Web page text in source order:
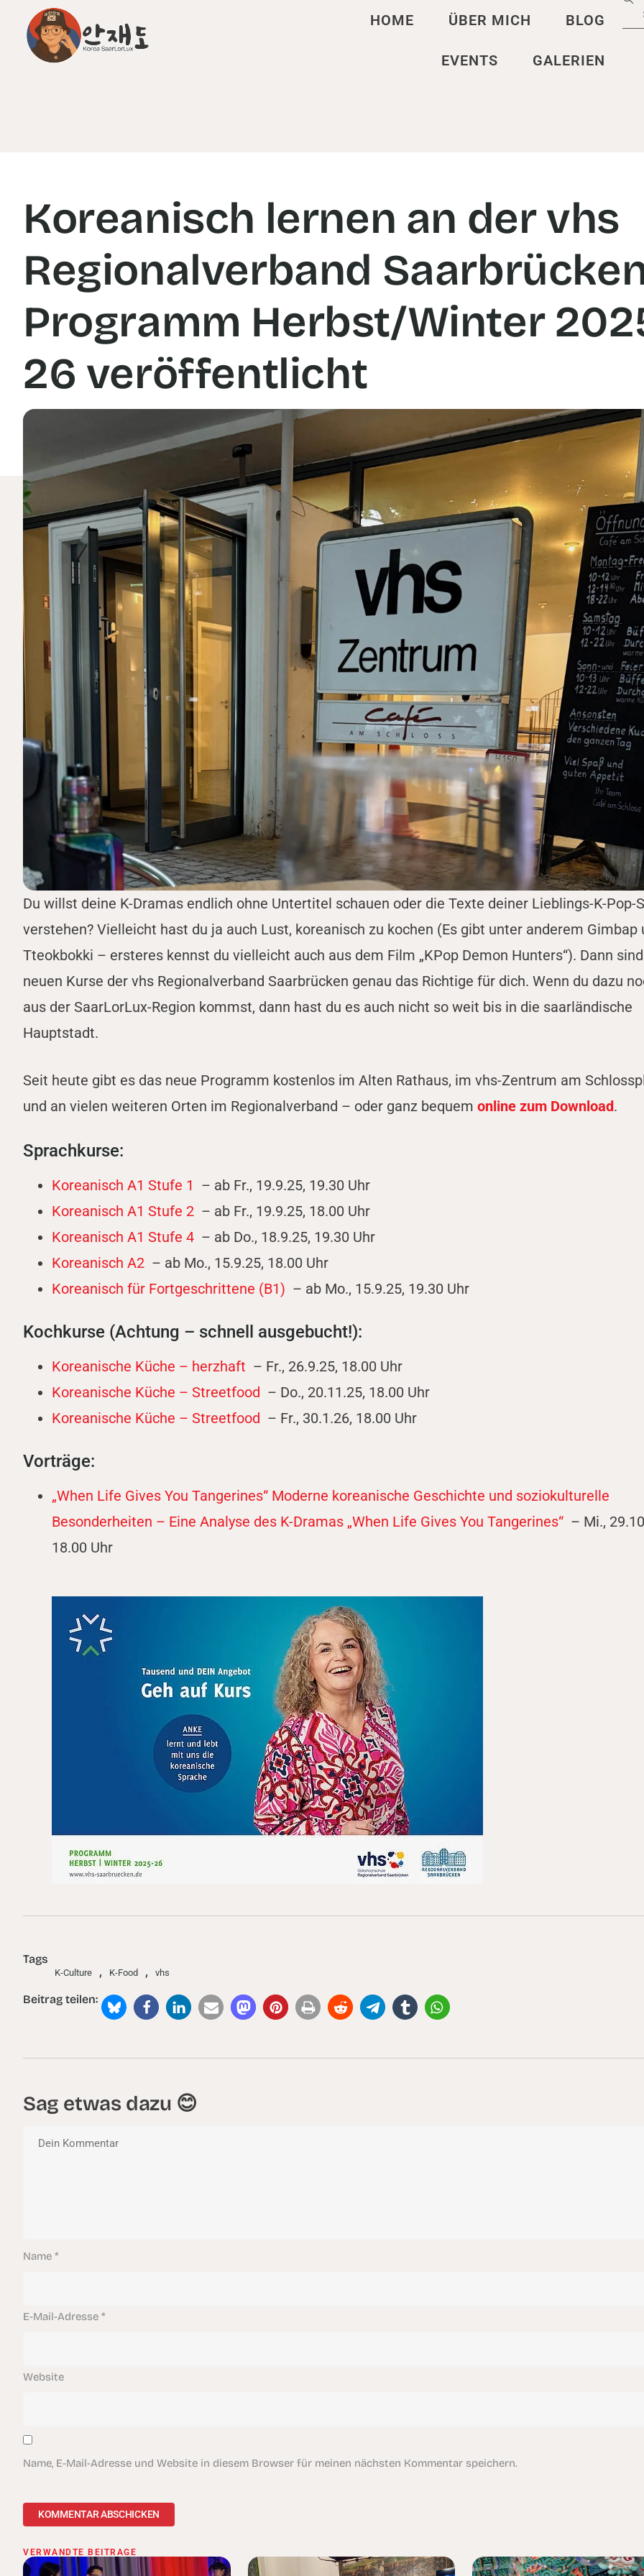
HOME ÜBER MICH BLOG
EVENTS GALERIEN
Koreanisch lernen an der vhs
Regionalverband
Programm Herbst/Winter
26 veröffentlicht
Du willst deine K-Dramas endlich ohne Untertitel schauen oder die Texte deiner Lieblings-K-Pop-
verstehen? Vielleicht hast du ja auch Lust, koreanisch zu kochen (Es gibt unter anderem Gimbap
Tteokbokki – ersteres kennst du vielleicht auch aus dem Film „KPop Demon Hunters“). Dann
neuen Kurse der vhs Regionalverband Saarbrücken genau das Richtige für dich. Wenn du dazu
aus der SaarLorLux-Region kommst, dann hast du es auch nicht so weit bis in die saarländische
Hauptstadt.
Seit heute gibt es das neue Programm kostenlos im Alten Rathaus, im vhs-Zentrum am
und an vielen weiteren Orten im Regionalverband – oder ganz bequem online zum Download.
Sprachkurse:
Koreanisch A1 Stufe 1 – ab Fr., 19.9.25, 19.30 Uhr
Koreanisch A1 Stufe 2 – ab Fr., 19.9.25, 18.00 Uhr
Koreanisch A1 Stufe 4 – ab Do., 18.9.25, 19.30 Uhr
Koreanisch A2 – ab Mo., 15.9.25, 18.00 Uhr
Koreanisch für Fortgeschrittene (B1) – ab Mo., 15.9.25, 19.30 Uhr
Kochkurse (Achtung – schnell ausgebucht!):
Koreanische Küche – herzhaft – Fr., 26.9.25, 18.00 Uhr
Koreanische Küche – Streetfood – Do., 20.11.25, 18.00 Uhr
Koreanische Küche – Streetfood – Fr., 30.1.26, 18.00 Uhr
Vorträge:
„When Life Gives You Tangerines“ Moderne koreanische Geschichte und soziokulturelle
Besonderheiten – Eine Analyse des K-Dramas „When Life Gives You Tangerines“ – Mi.,
18.00 Uhr
Tags
K-Culture , K-Food , vhs
Beitrag teilen:
Sag etwas dazu 😊
Name *
E-Mail-Adresse *
Website
Name, E-Mail-Adresse und Website in diesem Browser für meinen nächsten Kommentar speichern.
VERWANDTE BEITRÄGE